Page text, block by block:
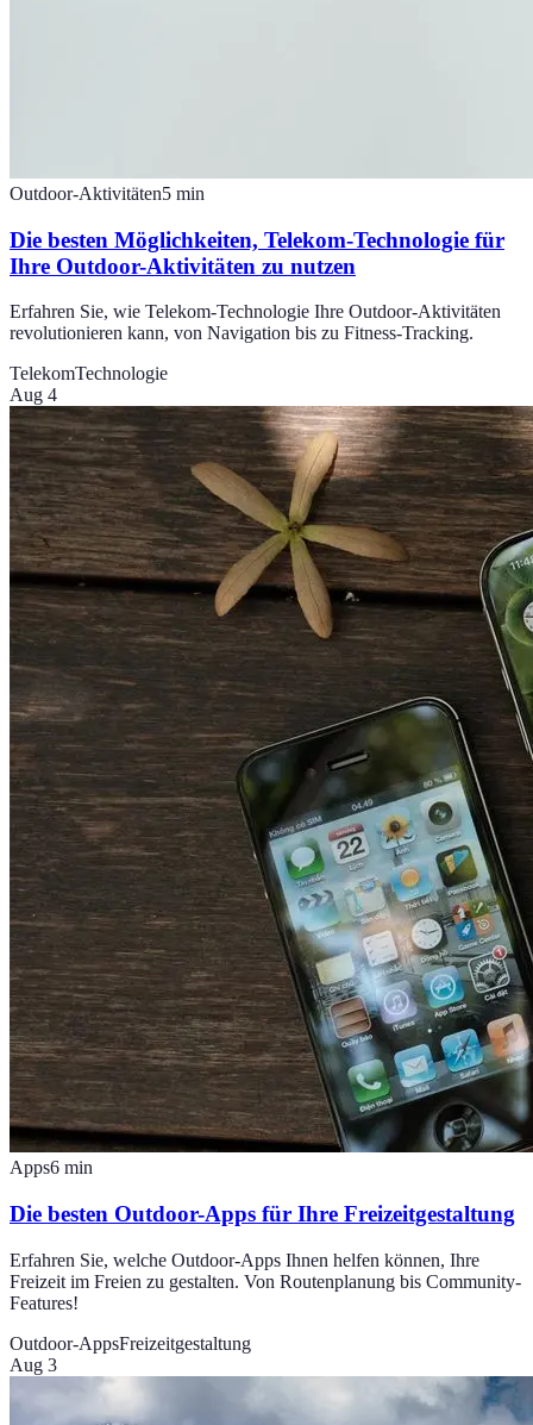
Outdoor-Aktivitäten5 min
Die besten Möglichkeiten, Telekom-Technologie für
Ihre Outdoor-Aktivitäten zu nutzen
Erfahren Sie, wie Telekom-Technologie Ihre Outdoor-Aktivitäten
revolutionieren kann, von Navigation bis zu Fitness-Tracking.
TelekomTechnologie
Aug 4
Apps6 min
Die besten Outdoor-Apps für Ihre Freizeitgestaltung
Erfahren Sie, welche Outdoor-Apps Ihnen helfen können, Ihre
Freizeit im Freien zu gestalten. Von Routenplanung bis Community-
Features!
Outdoor-AppsFreizeitgestaltung
Aug 3